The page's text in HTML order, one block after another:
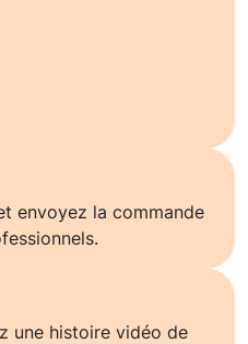
envoyez la commande
une histoire vidéo de